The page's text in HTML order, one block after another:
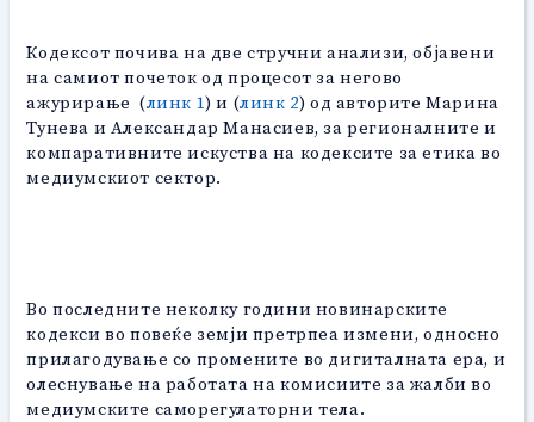
Кодексот почива на две стручни анализи, објавени
на самиот почеток од процесот за негово
ажурирање (линк 1) и (линк 2) од авторите Марина
Тунева и Александар Манасиев, за регионалните и
компаративните искуства на кодексите за етика во
медиумскиот сектор.
Во последните неколку години новинарските
кодекси во повеќе земји претрпеа измени, односно
прилагодување со промените во дигиталната ера, и
олеснување на работата на комисиите за жалби во
медиумските саморегулаторни тела.